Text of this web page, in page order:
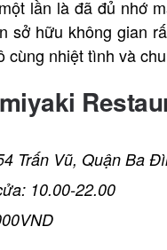
lần là đã đủ nhớ
sở hữu không gian
cùng nhiệt tình và
Trấn Vũ, Quận Ba
10.00-22.00